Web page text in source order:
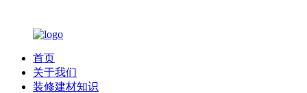
首页
关于我们
装修建材知识